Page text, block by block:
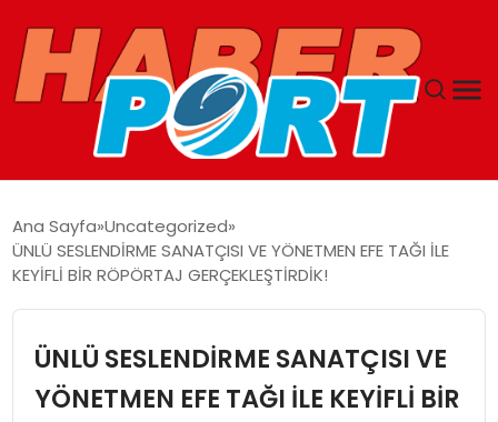
GUNCEL
SAĞLIK
Ana Sayfa Uncategorized
ÜNLÜ SESLENDİRME SANATÇISI VE YÖNETMEN EFE TAĞI İLE
KEYİFLİ BİR RÖPÖRTAJ GERÇEKLEŞTİRDİK!
ÜNLÜ SESLENDİRME SANATÇISI VE
YÖNETMEN EFE TAĞI İLE KEYİFLİ BİR